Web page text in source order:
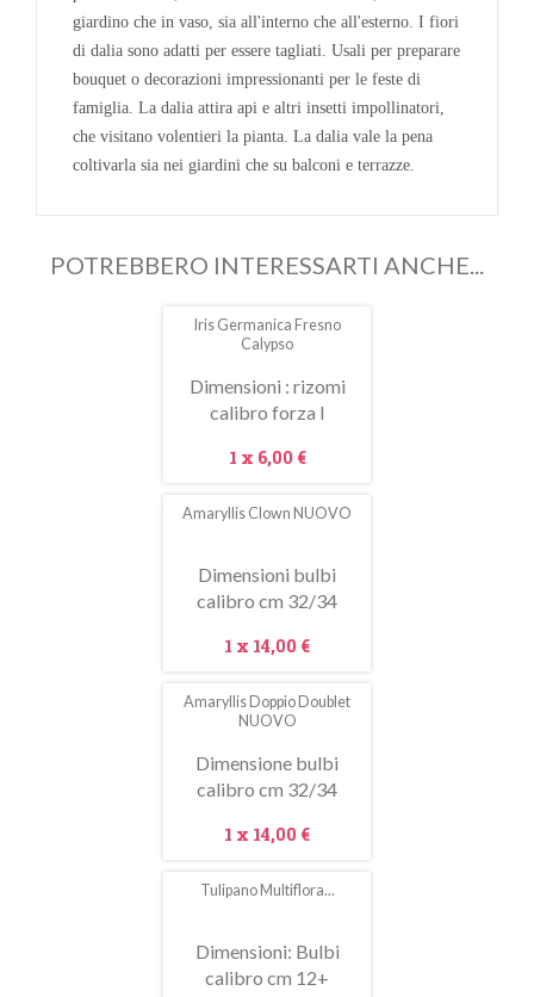
giardino che in vaso, sia all'interno che all'esterno. I fiori
di dalia sono adatti per essere tagliati. Usali per preparare
bouquet o decorazioni impressionanti per le feste di
famiglia. La dalia attira api e altri insetti impollinatori,
che visitano volentieri la pianta. La dalia vale la pena
coltivarla sia nei giardini che su balconi e terrazze.
POTREBBERO INTERESSARTI ANCHE...
Iris Germanica Fresno
Calypso
Dimensioni : rizomi
calibro forza I
Prezzo
1 x 6,00 €
Amaryllis Clown NUOVO
Dimensioni bulbi
calibro cm 32/34
Prezzo
1 x 14,00 €
Amaryllis Doppio Doublet
NUOVO
Dimensione bulbi
calibro cm 32/34
Prezzo
1 x 14,00 €
Tulipano Multiflora...
Dimensioni: Bulbi
calibro cm 12+